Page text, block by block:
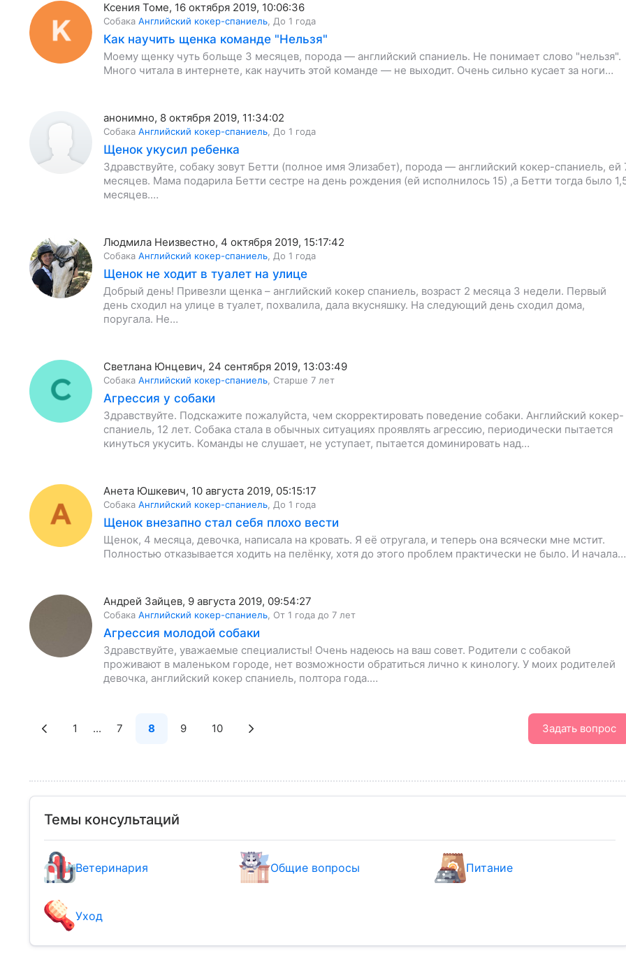
Ксения Томе, 16 октября 2019, 10:06:36
Собака Английский кокер-спаниель До 1 года
Как научить щенка команде "Нельзя"
Моему щенку чуть больще 3 месяцев, порода — английский спаниель. Не понимает слово "нельзя".
Много читала в интернете, как научить этой команде — не выходит. Очень сильно кусает за ноги…
анонимно, 8 октября 2019, 11:34:02
Собака Английский кокер-спаниель До 1 года
Щенок укусил ребенка
Здравствуйте, собаку зовут Бетти (полное имя Элизабет), порода — английский кокер-спаниель, ей
месяцев. Мама подарила Бетти сестре на день рождения (ей исполнилось 15) ,а Бетти тогда было
месяцев.…
Людмила Неизвестно, 4 октября 2019, 15:17:42
Собака Английский кокер-спаниель До 1 года
Щенок не ходит в туалет на улице
Добрый день! Привезли щенка – английский кокер спаниель, возраст 2 месяца 3 недели. Первый
день сходил на улице в туалет, похвалила, дала вкусняшку. На следующий день сходил дома,
поругала. Не…
Светлана Юнцевич, 24 сентября 2019, 13:03:49
Собака Английский кокер-спаниель Старше 7 лет
Агрессия у собаки
Здравствуйте. Подскажите пожалуйста, чем скорректировать поведение собаки. Английский кокер-
спаниель, 12 лет. Собака стала в обычных ситуациях проявлять агрессию, периодически пытается
кинуться укусить. Команды не слушает, не уступает, пытается доминировать над…
Анета Юшкевич, 10 августа 2019, 05:15:17
Собака Английский кокер-спаниель До 1 года
Щенок внезапно стал себя плохо вести
Щенок, 4 месяца, девочка, написала на кровать. Я её отругала, и теперь она всячески мне мстит.
Полностью отказывается ходить на пелёнку, хотя до этого проблем практически не было. И начала…
Андрей Зайцев, 9 августа 2019, 09:54:27
Собака Английский кокер-спаниель От 1 года до 7 лет
Агрессия молодой собаки
Здравствуйте, уважаемые специалисты! Очень надеюсь на ваш совет. Родители с собакой
проживают в маленьком городе, нет возможности обратиться лично к кинологу. У моих родителей
девочка, английский кокер спаниель, полтора года.…
1 ... 7 8 9 10 Задать вопрос
Темы консультаций
Ветеринария Общие вопросы Питание
Уход